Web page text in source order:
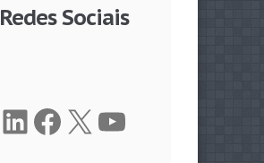
Redes Sociais
LinkedIn
Facebook
X Youtube